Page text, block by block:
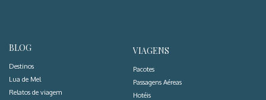
BLOG
Destinos
Lua de Mel
Relatos de viagem
VIAGENS
Pacotes
Passagens Aéreas
Hotéis